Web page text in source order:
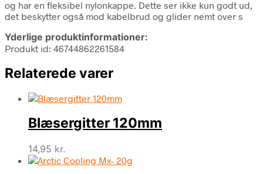
og har en fleksibel nylonkappe. Dette ser ikke kun godt ud,
det beskytter også mod kabelbrud og glider nemt over s
Yderlige produktinformationer:
Produkt id: 46744862261584
Relaterede varer
Blæsergitter 120mm
14,95 kr.